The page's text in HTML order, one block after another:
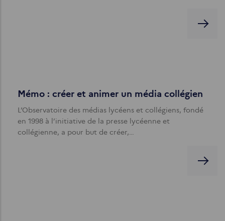
Mémo : créer et animer un média collégien
L’Observatoire des médias lycéens et collégiens, fondé
en 1998 à l’initiative de la presse lycéenne et
collégienne, a pour but de créer,…